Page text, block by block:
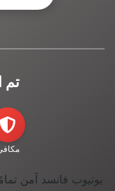
تم
يوتيوب فانسد آمن